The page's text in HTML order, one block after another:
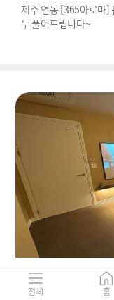
제주 연동 [365아로마]
두 풀어드립니다~
제주-청하족욕
제주특별자치도 제
전체 홈